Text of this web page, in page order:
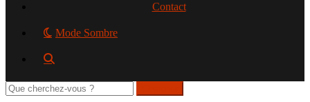
Contact
Mode Sombre
Rechercher
sur